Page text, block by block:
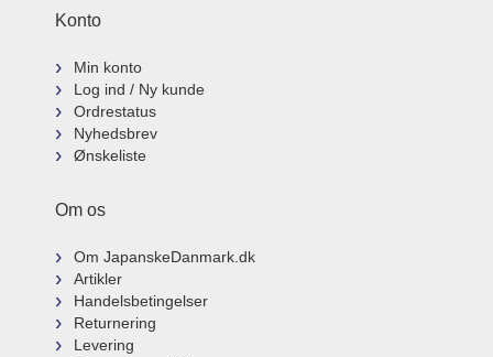
Konto
Min konto
Log ind / Ny kunde
Ordrestatus
Nyhedsbrev
Ønskeliste
Om os
Om JapanskeDanmark.dk
Artikler
Handelsbetingelser
Returnering
Levering